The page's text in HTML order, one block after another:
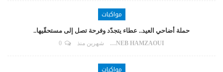
مواكبات
حملة أضاحي العيد.. عطاء يتجدّد وفرحة تصل إلى مستحقّيها..
ZAYNEB HAMZAOUI شهرين منذ
مواكبات